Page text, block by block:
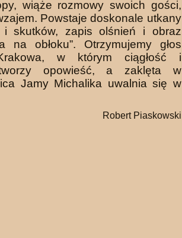
wiąże rozmowy swoich gości,
Powstaje doskonale utkany
i skut­ków, zapis olśnień i obraz
na obłoku”. Otrzymujemy głos
w którym ciągłość i
opowieść, a zaklęta w
Jamy Michalika uwalnia się w
Robert Piaskowski